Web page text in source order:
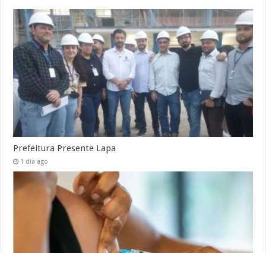
Prefeitura Presente Lapa
1 dia ago